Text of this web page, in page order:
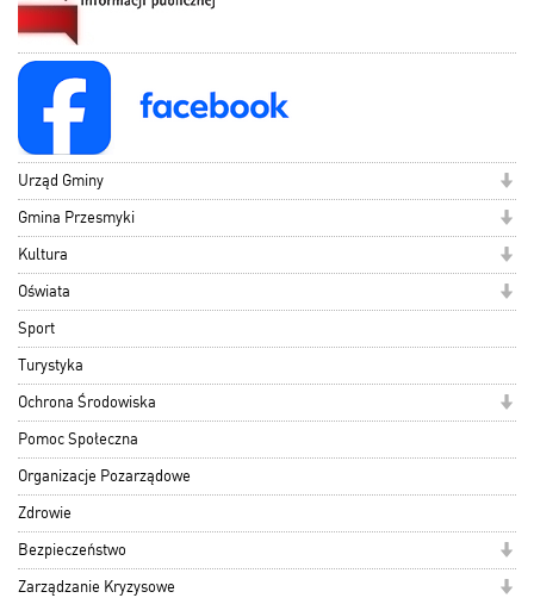
Urząd Gminy
Gmina Przesmyki
Kultura
Oświata
Sport
Turystyka
Ochrona Środowiska
Pomoc Społeczna
Organizacje Pozarządowe
Zdrowie
Bezpieczeństwo
Zarządzanie Kryzysowe